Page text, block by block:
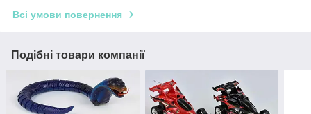
Всі умови повернення
Подібні товари компанії